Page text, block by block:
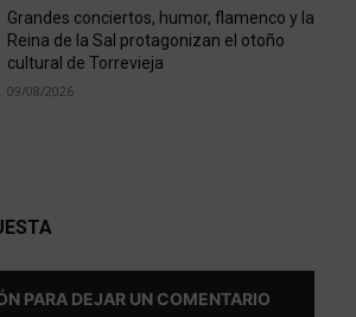
Grandes conciertos, humor, flamenco y la
Reina de la Sal protagonizan el otoño
cultural de Torrevieja
09/08/2026
PARA DEJAR UN COMENTARIO